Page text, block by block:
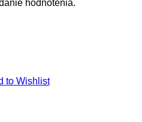
hodnotenia.
to Wishlist